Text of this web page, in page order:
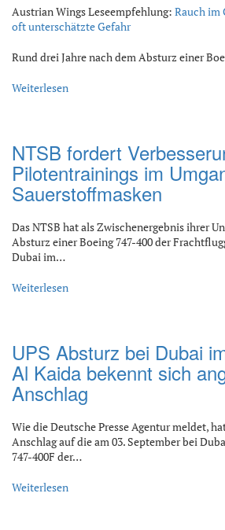
Austrian Wings Leseempfehlung: Rauch im
oft unterschätzte Gefahr
Rund drei Jahre nach dem Absturz einer
Weiterlesen
NTSB fordert
Pilotentrainings im
Sauerstoffmasken
Das NTSB hat als Zwischenergebnis ihrer
Absturz einer Boeing 747-400 der
Dubai im…
Weiterlesen
UPS Absturz bei Dubai
Al Kaida bekennt sich
Anschlag
Wie die Deutsche Presse Agentur meldet,
Anschlag auf die am 03. September bei
747-400F der…
Weiterlesen